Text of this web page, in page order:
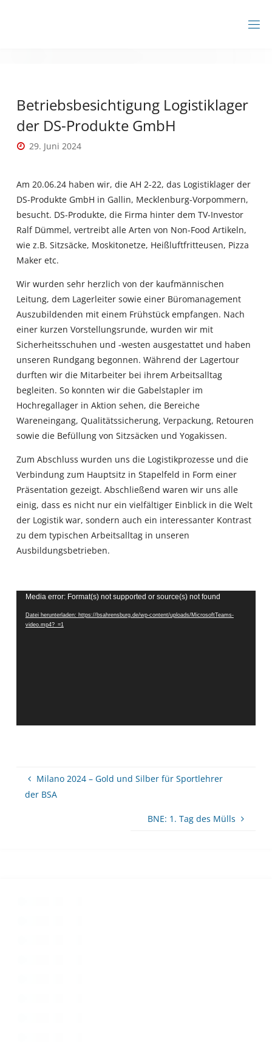
Betriebsbesichtigung Logistiklager
der DS-Produkte GmbH
29. Juni 2024
Am 20.06.24 haben wir, die AH 2-22, das Logistiklager der
DS-Produkte GmbH in Gallin, Mecklenburg-Vorpommern,
besucht. DS-Produkte, die Firma hinter dem TV-Investor
Ralf Dümmel, vertreibt alle Arten von Non-Food Artikeln,
wie z.B. Sitzsäcke, Moskitonetze, Heißluftfritteusen, Pizza
Maker etc.
Wir wurden sehr herzlich von der kaufmännischen
Leitung, dem Lagerleiter sowie einer Büromanagement
Auszubildenden mit einem Frühstück empfangen. Nach
einer kurzen Vorstellungsrunde, wurden wir mit
Sicherheitsschuhen und -westen ausgestattet und haben
unseren Rundgang begonnen. Während der Lagertour
durften wir die Mitarbeiter bei ihrem Arbeitsalltag
begleiten. So konnten wir die Gabelstapler im
Hochregallager in Aktion sehen, die Bereiche
Wareneingang, Qualitätssicherung, Verpackung, Retouren
sowie die Befüllung von Sitzsäcken und Yogakissen.
Zum Abschluss wurden uns die Logistikprozesse und die
Verbindung zum Hauptsitz in Stapelfeld in Form einer
Präsentation gezeigt. Abschließend waren wir uns alle
einig, dass es nicht nur ein vielfältiger Einblick in die Welt
der Logistik war, sondern auch ein interessanter Kontrast
zu dem typischen Arbeitsalltag in unseren
Ausbildungsbetrieben.
Video-
Player
Media error: Format(s) not supported or source(s) not found
Datei herunterladen: https://bsahrensburg.de/wp-content/uploads/MicrosoftTeams-
video.mp4?_=1
Milano 2024 – Gold und Silber für Sportlehrer
der BSA
BNE: 1. Tag des Mülls